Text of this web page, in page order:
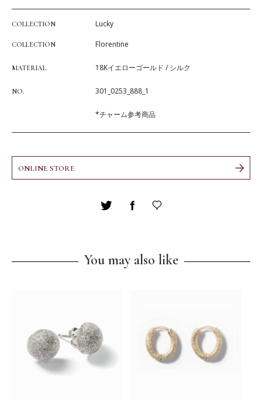
COLLECTION Lucky
COLLECTION Florentine
MATERIAL 18Kイエローゴールド / シルク
NO. 301_0253_888_1
*チャーム参考商品
ONLINE STORE
You may also like